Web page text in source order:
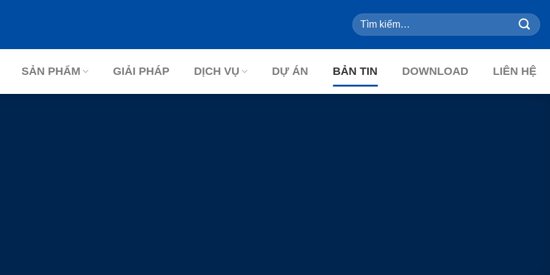
Tìm
kiếm:
SẢN PHẨM GIẢI PHÁP DỊCH VỤ DỰ ÁN BẢN TIN DOWNLOAD LIÊN HỆ